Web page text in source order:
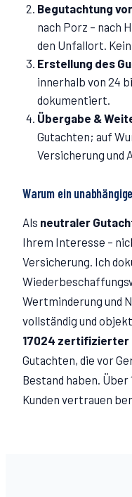
Begutachtung
nach Porz – nach
den Unfallort.
Erstellung des
innerhalb von 24
dokumentiert.
Übergabe &
Gutachten; auf
Versicherung und
Warum ein
Als neutraler
Ihrem Interesse –
Versicherung. Ich
Wertminderung und
vollständig und
17024 zertifizierter
Gutachten, die vor
Bestand haben. Über
Kunden vertrauen